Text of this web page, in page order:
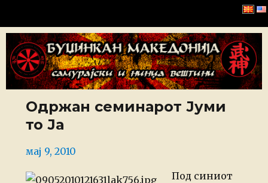
Буџинкан Македонија
Одржан семинарот Јуми
то Ја
Posted
мај 9, 2010
Под синиот